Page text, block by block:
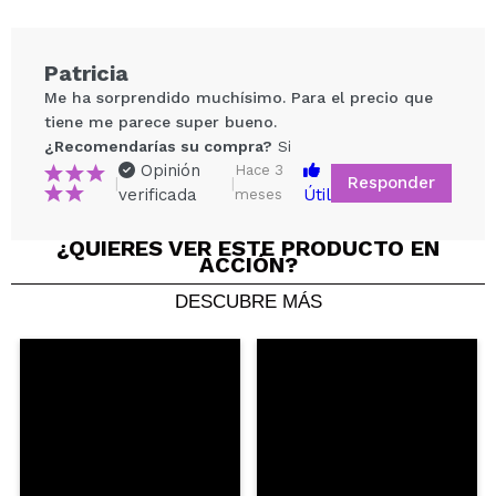
Cruelty free.
Compartir un vídeo o una foto
Tu vídeo podría ser el primero. Imagínatelo...
Patricia
Me ha sorprendido muchísimo. Para el precio que
tiene me parece super bueno.
¿Recomendarías su compra? Si
|
Opinión
verificada
|
Hace 3
meses
Útil
Responder
¿QUIERES VER ESTE PRODUCTO EN
ACCIÓN?
DESCUBRE MÁS